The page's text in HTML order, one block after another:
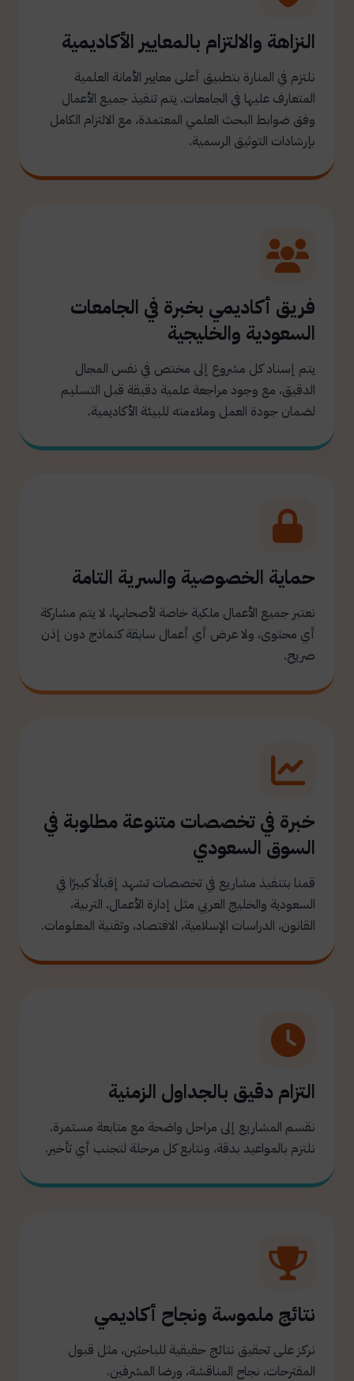
النزاهة والالتزام بالمعايير الأكاديمية
نلتزم في المنارة بتطبيق أعلى معايير الأمانة العلمية
المتعارف عليها في الجامعات. يتم تنفيذ جميع الأعمال
وفق ضوابط البحث العلمي المعتمدة، مع الالتزام الكامل
بإرشادات التوثيق الرسمية.
فريق أكاديمي بخبرة في الجامعات
السعودية والخليجية
يتم إسناد كل مشروع إلى مختص في نفس المجال
الدقيق، مع وجود مراجعة علمية دقيقة قبل التسليم
لضمان جودة العمل وملاءمته للبيئة الأكاديمية.
حماية الخصوصية والسرية التامة
نعتبر جميع الأعمال ملكية خاصة لأصحابها، لا يتم مشاركة
أي محتوى، ولا عرض أي أعمال سابقة كنماذج دون إذن
صريح.
خبرة في تخصصات متنوعة مطلوبة في
السوق السعودي
قمنا بتنفيذ مشاريع في تخصصات تشهد إقبالًا كبيرًا في
السعودية والخليج العربي مثل إدارة الأعمال، التربية،
القانون، الدراسات الإسلامية، الاقتصاد، وتقنية المعلومات.
التزام دقيق بالجداول الزمنية
نقسم المشاريع إلى مراحل واضحة مع متابعة مستمرة.
نلتزم بالمواعيد بدقة، ونتابع كل مرحلة لتجنب أي تأخير.
نتائج ملموسة ونجاح أكاديمي
نركز على تحقيق نتائج حقيقية للباحثين، مثل قبول
المقترحات، نجاح المناقشة، ورضا المشرفين.